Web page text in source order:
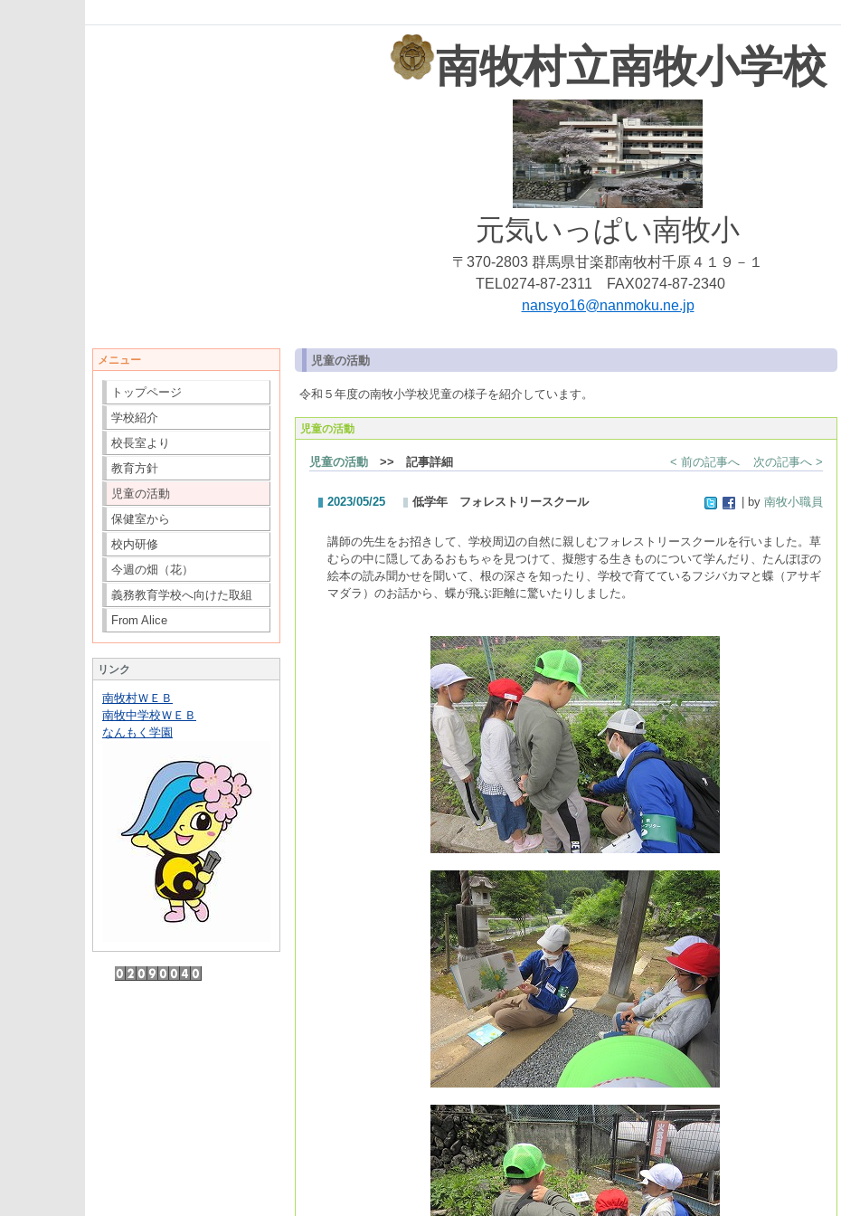
南牧村立南牧小学校
元気いっぱい南牧小
〒370-2803 群馬県甘楽郡南牧村千原４１９－１
TEL0274-87-2311 FAX0274-87-2340
nansyo16@nanmoku.ne.jp
メニュー
トップページ
学校紹介
校長室より
教育方針
児童の活動
保健室から
校内研修
今週の畑（花）
義務教育学校へ向けた取組
From Alice
リンク
南牧村ＷＥＢ
南牧中学校ＷＥＢ
なんもく学園
児童の活動
令和５年度の南牧小学校児童の様子を紹介しています。
児童の活動
児童の活動 >> 記事詳細 < 前の記事へ 次の記事へ >
2023/05/25 低学年 フォレストリースクール | by 南牧小職員
講師の先生をお招きして、学校周辺の自然に親しむフォレストリースクールを行いました。 草
むらの中に隠してあるおもちゃを見つけて、擬態する生きものについて学んだり、たんぽぽの
絵本の読み聞かせを聞いて、根の深さを知ったり、学校で育てているフジバカマと蝶（アサギ
マダラ）のお話から、蝶が飛ぶ距離に驚いたりしました。